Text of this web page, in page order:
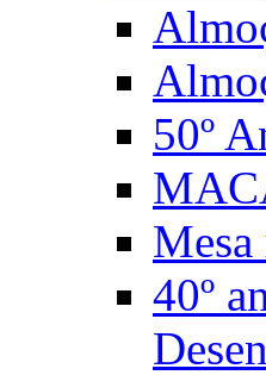
50º
40º